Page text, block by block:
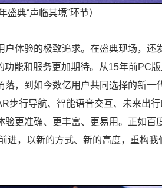
盛典“声临其境”环节）
体验的极致追求。在盛典现场，还
能和服务更加期待。从15年前PC
，到如今数亿用户共同选择的新一
步行导航、智能语音交互、未来出
更准确、更丰富、更易用。正如百
进，以新的方式、新的高度，重构